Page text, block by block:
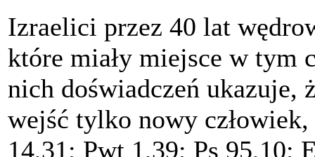
Izraelici przez 40 lat
które miały miejsce w tym
nich doświadczeń ukazuje,
wejść tylko nowy
14,31; Pwt 1,39; Ps 95,10;